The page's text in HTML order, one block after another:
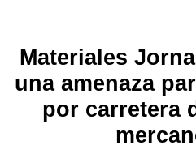
Materiales
una amenaza
por carretera